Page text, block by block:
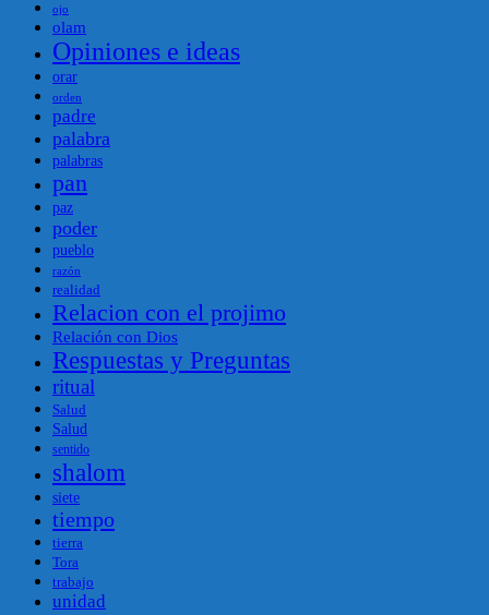
ojo
olam
Opiniones e ideas
orar
orden
padre
palabra
palabras
pan
paz
poder
pueblo
razón
realidad
Relacion con el projimo
Relación con Dios
Respuestas y Preguntas
ritual
Salud
Salud
sentido
shalom
siete
tiempo
tierra
Tora
trabajo
unidad